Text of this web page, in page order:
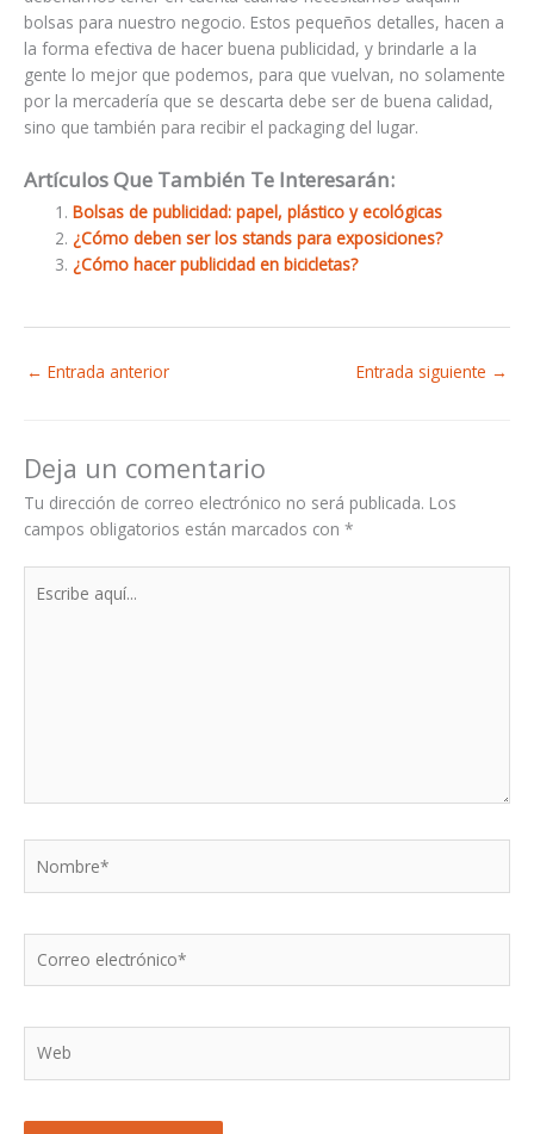
bolsas para nuestro negocio. Estos pequeños detalles, hacen a
la forma efectiva de hacer buena publicidad, y brindarle a la
gente lo mejor que podemos, para que vuelvan, no solamente
por la mercadería que se descarta debe ser de buena calidad,
sino que también para recibir el packaging del lugar.
Artículos Que También Te Interesarán:
Bolsas de publicidad: papel, plástico y ecológicas
¿Cómo deben ser los stands para exposiciones?
¿Cómo hacer publicidad en bicicletas?
← Entrada anterior Entrada siguiente →
Deja un comentario
Tu dirección de correo electrónico no será publicada. Los
campos obligatorios están marcados con *
aquí...
electrónico*